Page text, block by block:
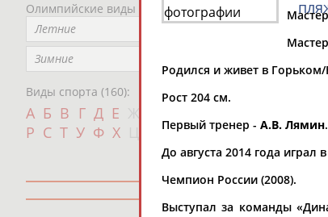
Олимпийские виды спорта
Летние
Зимние
Виды спорта (160):
А Б В Г Д Е
Р С Т У Ф Х Ш Щ Э Ю Я
Родился и живет в
Рост 204 см.
Первый тренер - А.В. Лямин.
До августа 2014 года
Чемпион России (2008).
Выступал за команды